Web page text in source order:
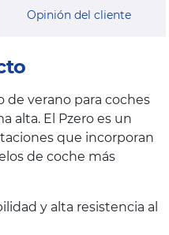
Opinión del cliente
de verano para coches
alta. El Pzero es un
que incorporan
de coche más
y alta resistencia al